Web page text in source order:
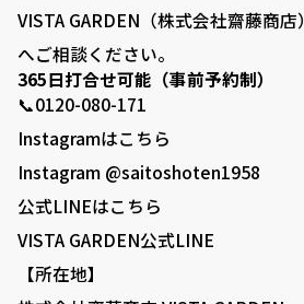
VISTA GARDEN（株式会社齋藤商店）
へご相談ください。
365日打合せ可能（事前予約制）
📞0120-080-171
Instagramはこちら
Instagram @saitoshoten1958
公式LINEはこちら
VISTA GARDEN公式LINE
【所在地】